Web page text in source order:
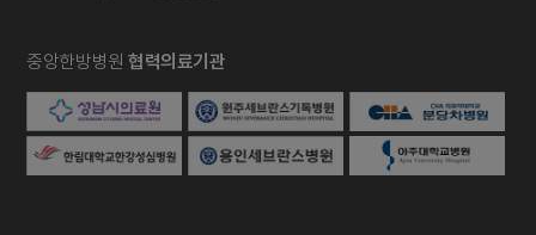
중앙한방병원협력의료기관